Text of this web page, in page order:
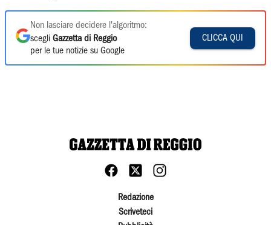
Non lasciare decidere l'algoritmo:
scegli Gazzetta di Reggio
per le tue notizie su Google
CLICCA QUI
Redazione
Scriveteci